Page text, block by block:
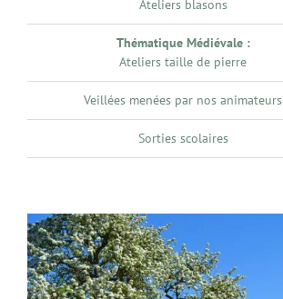
Ateliers blasons
Thématique Médiévale :
Ateliers taille de pierre
Veillées menées par nos animateurs
Sorties scolaires